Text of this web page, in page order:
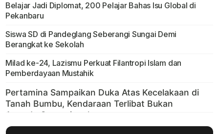
Belajar Jadi Diplomat, 200 Pelajar Bahas Isu Global di
Pekanbaru
Siswa SD di Pandeglang Seberangi Sungai Demi
Berangkat ke Sekolah
Milad ke-24, Lazismu Perkuat Filantropi Islam dan
Pemberdayaan Mustahik